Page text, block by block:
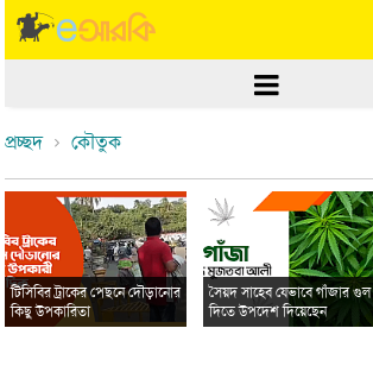
প্রচ্ছদ কৌতুক
টিসিবির ট্রাকের পেছনে দৌড়ানোর
কিছু উপকারিতা
সৈয়দ সাহেব যেভাবে গাঁজার গুল
দিতে উপদেশ দিয়েছেন